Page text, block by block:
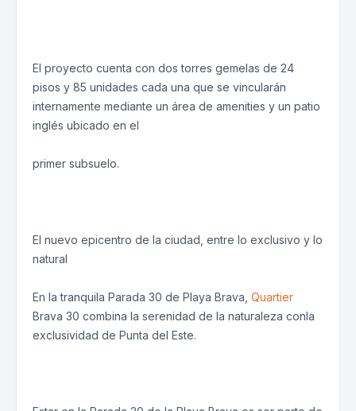
El proyecto cuenta con dos torres gemelas de 24
pisos y 85 unidades cada una que se vincularán
internamente mediante un área de amenities y un patio
inglés ubicado en el
primer subsuelo.
El nuevo epicentro de la ciudad, entre lo exclusivo y lo
natural
En la tranquila Parada 30 de Playa Brava, Quartier
Brava 30 combina la serenidad de la naturaleza conla
exclusividad de Punta del Este.